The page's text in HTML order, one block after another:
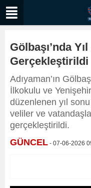
Gölbaşı’nda
Gerçekleştirildi
Adıyaman’ın
İlkokulu ve
düzenlenen yıl
veliler ve
gerçekleştirildi.
GÜNCEL - 07-06-2026